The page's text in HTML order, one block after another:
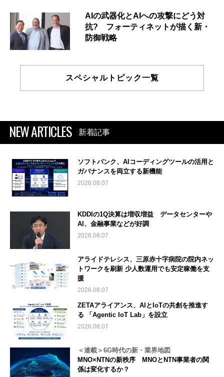
AIの武器化とAIへの攻撃にどう対
抗? フォーティネットが描く新・
防御戦略
スペシャルトピック一覧
NEW ARTICLES 新着記事
ソフトバンク、AIコーディングツールの活用と
ガバナンスを両立する新機能
2026.08.07
KDDIの1Q決算は増収増益 データセンターや
AI、金融事業などが好調
2026.08.07
アライドテレシス、三原赤十字病院の院内ネッ
トワークを刷新 少人数運用でも安定稼働を支
援
2026.08.07
ZETAアライアンス、AIとIoTの共創を推進す
る 「Agentic IoT Lab」を設立
2026.08.07
＜連載＞6G時代の新・業界地図
MNO×NTNの新秩序 MNOとNTN事業者の関
係は変化するか？